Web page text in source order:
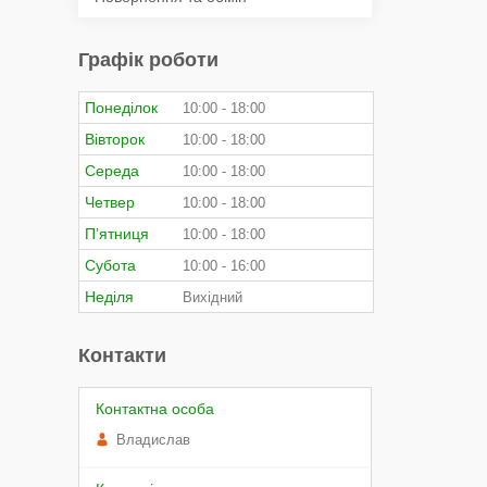
Графік роботи
Понеділок 10:00 18:00
Вівторок 10:00 18:00
Середа 10:00 18:00
Четвер 10:00 18:00
Пʼятниця 10:00 18:00
Субота 10:00 16:00
Неділя Вихідний
Контакти
Владислав